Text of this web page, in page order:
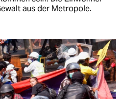
aus der Metropole.